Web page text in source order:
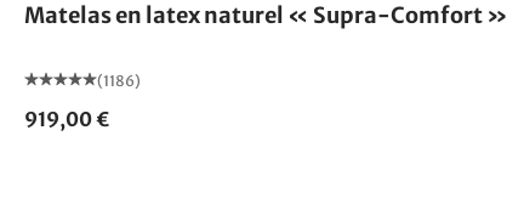
Matelas en latex naturel « Supra-Comfort »
(1186)
919,00 €